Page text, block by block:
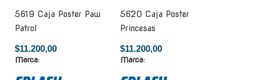
5619 Caja Poster Paw
Patrol
$11.200,00
Marca:
5620 Caja Poster
Princesas
$11.200,00
Marca: